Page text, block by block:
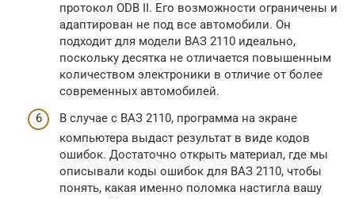
протокол ODB II. Его возможности ограничены и
адаптирован не под все автомобили. Он
подходит для модели ВАЗ 2110 идеально,
поскольку десятка не отличается повышенным
количеством электроники в отличие от более
современных автомобилей.
В случае с ВАЗ 2110, программа на экране
компьютера выдаст результат в виде кодов
ошибок. Достаточно открыть материал, где мы
описывали коды ошибок для ВАЗ 2110, чтобы
понять, какая именно поломка настигла вашу